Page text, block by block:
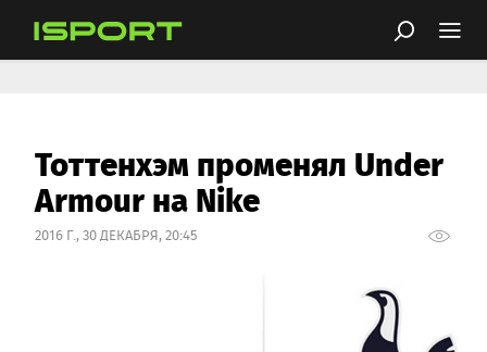
Тоттенхэм променял Under
Armour на Nike
2016 Г., 30 ДЕКАБРЯ, 20:45